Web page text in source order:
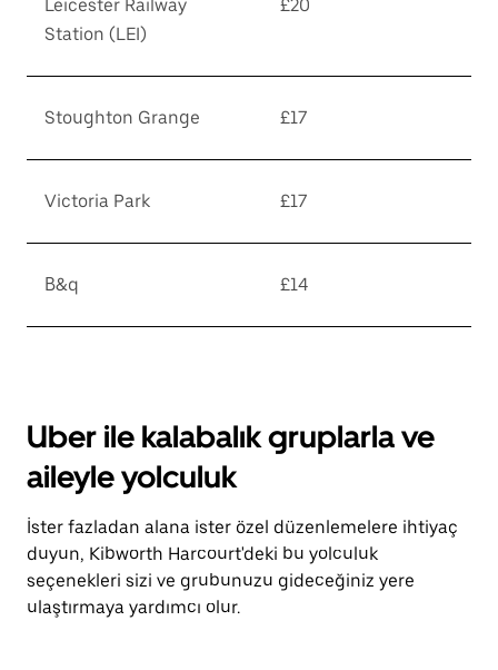
Leicester Railway
Station (LEI)
£20
Stoughton Grange £17
Victoria Park £17
B&q £14
Uber ile kalabalık gruplarla ve
aileyle yolculuk
İster fazladan alana ister özel düzenlemelere ihtiyaç
duyun, Kibworth Harcourt'deki bu yolculuk
seçenekleri sizi ve grubunuzu gideceğiniz yere
ulaştırmaya yardımcı olur.